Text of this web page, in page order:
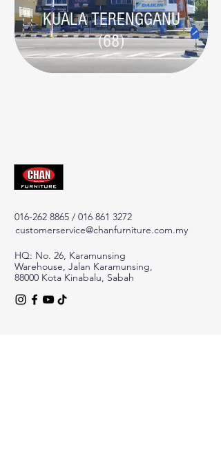
KUALA TERENGGANU
(68)
016-262 8865 / 016 861 3272
customerservice@chanfurniture.com.my
HQ: No. 26, Karamunsing
Warehouse, Jalan Karamunsing,
88000 Kota Kinabalu, Sabah